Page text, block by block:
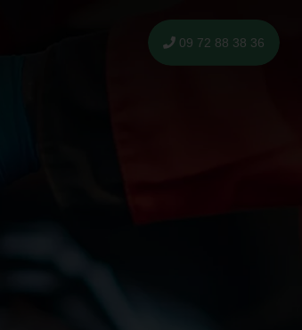
09 72 88 38 36